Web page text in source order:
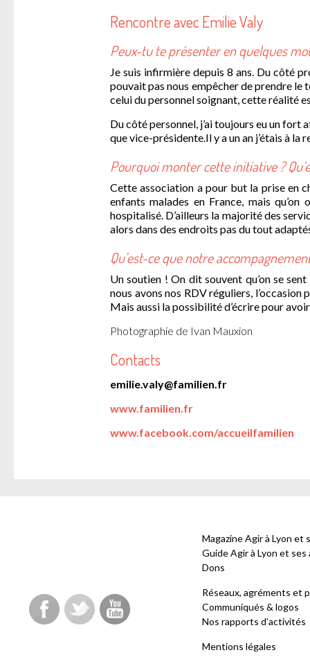
Rencontre avec Emilie Valy
Peux-tu te présenter en quelques
Je suis infirmière depuis 8 ans. Du côté
pouvait pas nous empêcher de prendre le
celui du personnel soignant, cette réalité
Du côté personnel, j’ai toujours eu un fort
que vice-présidente.Il y a un an j’étais à la
Pourquoi monter cette initiative ?
Cette association a pour but la prise en
enfants malades en France, mais
hospitalisé. D’ailleurs la majorité des
alors dans des endroits pas du tout
Qu’est-ce que notre
Un soutien ! On dit souvent qu’on se sent
nous avons nos RDV réguliers,
Mais aussi la possibilité d’écrire pour
Photographie de Ivan Mauxion
Contacts
emilie.valy@familien.fr
www.familien.fr
www.facebook.com/accueilfamilien
Magazine Agir à Lyon et
Guide Agir à Lyon et
Dons
Réseaux, agréments et
Communiqués & logos
Nos rapports d’activités
Mentions légales